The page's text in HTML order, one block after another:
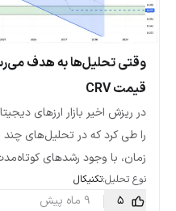
وقتی تحلیل‌ها به هدف
قیمت CRV
را طی کرد که در تحلیل‌های
زمان، با وجود رشدهای
نوع تحلیل:تکنیکال
5 9 ماه پیش